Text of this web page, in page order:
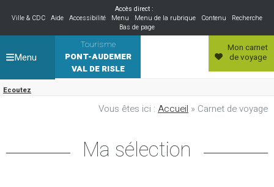
Accès direct :
Ville & CDC Aide Accessibilité Menu Menu de la rubrique Contenu
Recherche
Bas de page
Tourisme
PONT-AUDEMER
VAL DE RISLE
Ecoutez
Mon carnet
de voyage
Menu
Vous êtes ici : Accueil » Carnet de voyage
Ma sélection